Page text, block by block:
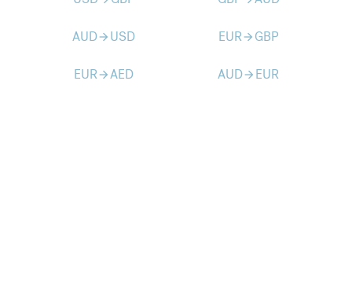
AUDarrow_forward USD EURarrow_forward GBP
EURarrow_forwardAED AUDarrow_forward EUR